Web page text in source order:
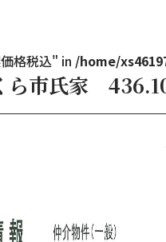
格税込" in /home/
ら市氏家